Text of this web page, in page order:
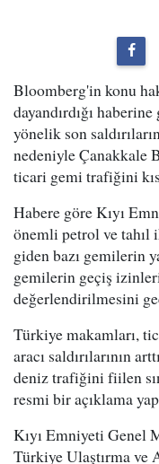
Bloomberg'in konu
dayandırdığı
yönelik son
nedeniyle Çanakkale
ticari gemi trafiğini
Habere göre Kıyı
önemli petrol ve tahıl
giden bazı gemilerin
gemilerin geçiş
değerlendirilmesini
Türkiye makamları,
aracı saldırılarının
deniz trafiğini fiilen
resmi bir açıklama
Kıyı Emniyeti Genel
Türkiye Ulaştırma ve